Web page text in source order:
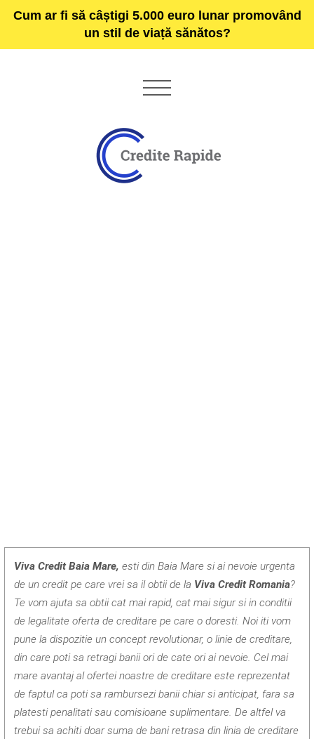
Cum ar fi să câștigi 5.000 euro lunar promovând
un stil de viață sănătos?
Viva Credit Baia Mare,esti din Baia Mare si ai nevoie urgenta
de un credit pe care vrei sa il obtii de la Viva Credit Romania?
Te vom ajuta sa obtii cat mai rapid, cat mai sigur si in conditii
de legalitate oferta de creditare pe care o doresti. Noi iti vom
pune la dispozitie un concept revolutionar, o linie de creditare,
din care poti sa retragi banii ori de cate ori ai nevoie. Cel mai
mare avantaj al ofertei noastre de creditare este reprezentat
de faptul ca poti sa rambursezi banii chiar si anticipat, fara sa
platesti penalitati sau comisioane suplimentare. De altfel va
trebui sa achiti doar suma de bani retrasa din linia de creditare